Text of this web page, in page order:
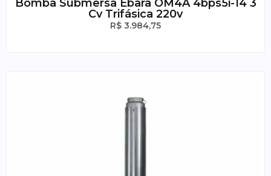
Bomba Submersa Ebara OM4A 4bps5i-14 3
Cv Trifásica 220v
R$ 3.984,75